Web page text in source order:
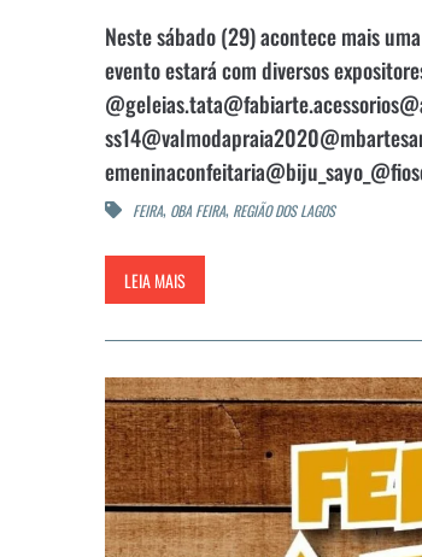
Neste sábado (29) acontece mais
evento estará com diversos
FEIRA, OBA FEIRA, REGIÃO DOS LAGOS
LEIA MAIS